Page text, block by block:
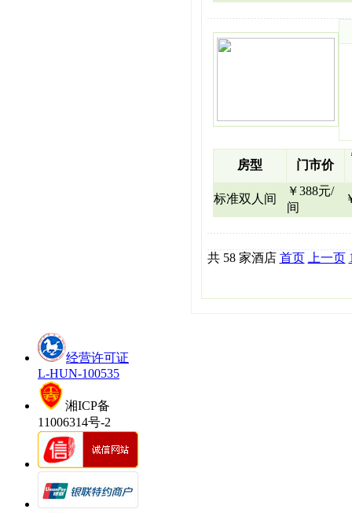
房型 门市价
标准双人间
￥388元/
间
共 58 家酒店 首页 上一页
经营许可证
L-HUN-100535
湘ICP备
11006314号-2